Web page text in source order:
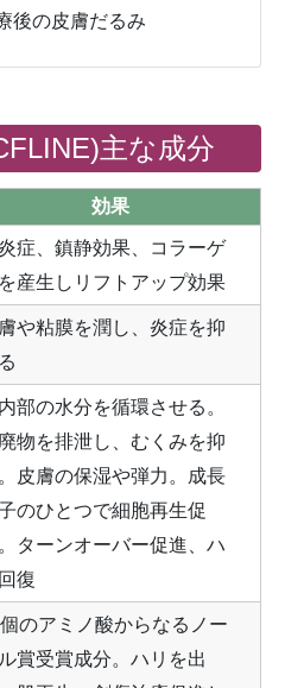
後の皮膚だるみ
主な成分
効果
症、鎮静効果、コラーゲ
産生しリフトアップ効果
や粘膜を潤し、炎症を抑
部の水分を循環させる。
物を排泄し、むくみを抑
皮膚の保湿や弾力。成長
のひとつで細胞再生促
ターンオーバー促進、ハ
復
のアミノ酸からなるノー
賞受賞成分。ハリを出